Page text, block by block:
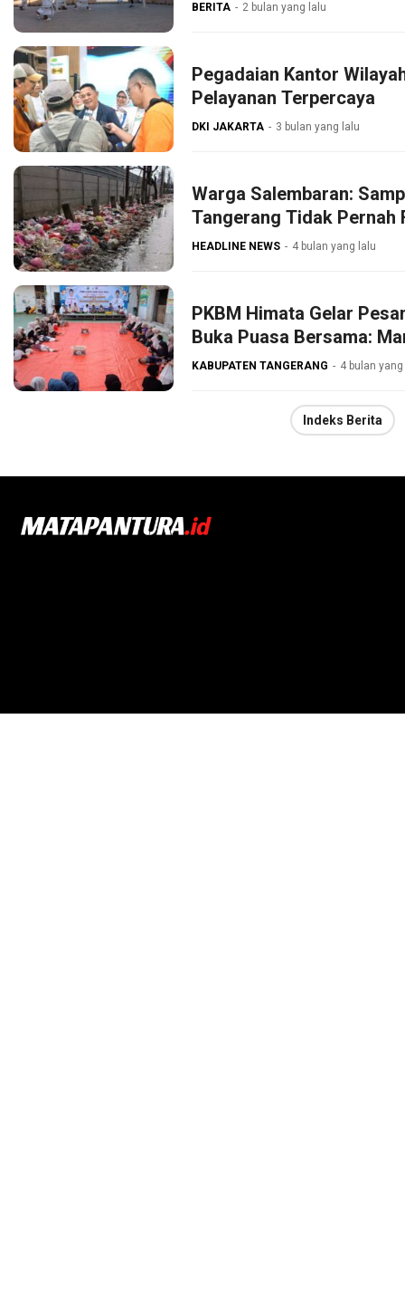
BERITA 2 bulan yang lalu
Pegadaian Kantor
Pelayanan Terpercaya
DKI JAKARTA 3 bulan yang lalu
Warga Salembaran:
Tangerang Tidak Pernah
HEADLINE NEWS 4 bulan yang lalu
PKBM Himata Gelar
Buka Puasa Bersama:
KABUPATEN TANGERANG 4 bulan
Indeks Berita